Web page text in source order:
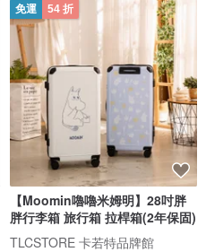
免運 54 折
【Moomin嚕嚕米姆明】28吋胖
胖行李箱 旅行箱 拉桿箱(2年保固)
TLCSTORE 卡若特品牌館